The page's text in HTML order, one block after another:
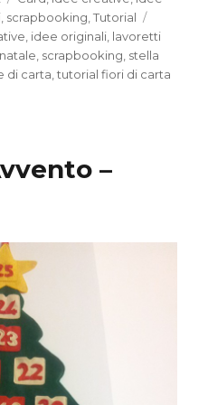
, scrapbooking,Tutorial
, idee originali, lavoretti
natale, scrapbooking, stella
di carta,tutorial fiori di carta
–